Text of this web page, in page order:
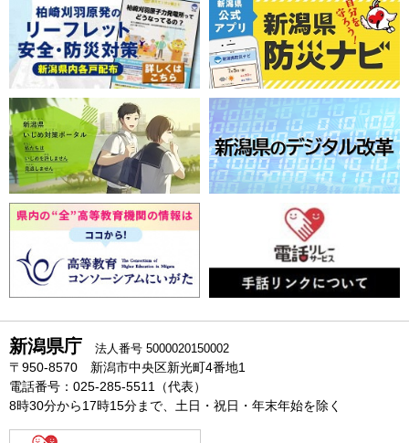
新潟県庁 法人番号 5000020150002
〒950-8570 新潟市中央区新光町4番地1
電話番号：025-285-5511（代表）
8時30分から17時15分まで、土日・祝日・年末年始を除く